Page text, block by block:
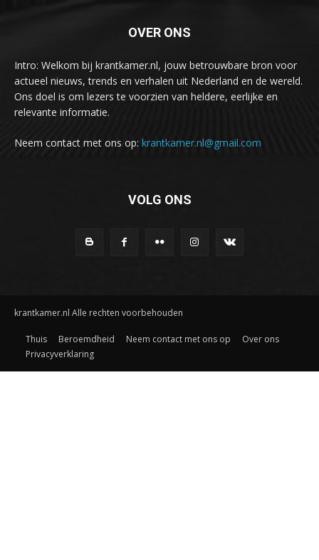
OVER ONS
Intro: Welkom bij krantkamer.nl, jouw betrouwbare bron voor
actueel nieuws, trends en verhalen uit Nederland en de wereld.
Ons doel is om lezers te voorzien van heldere, eerlijke en
relevante informatie.
Neem contact met ons op: krantkamer.nl@gmail.com
VOLG ONS
krantkamer.nl Alle rechten voorbehouden
Thuis Beroemdheid Neem contact met ons op
Over ons
Privacyverklaring